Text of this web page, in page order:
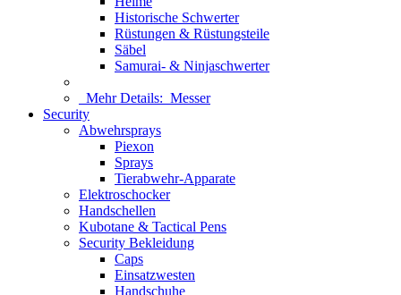
Historische Schwerter
Rüstungen & Rüstungsteile
Säbel
Samurai- & Ninjaschwerter
Mehr Details: Messer
Security
Abwehrsprays
Piexon
Sprays
Tierabwehr-Apparate
Elektroschocker
Handschellen
Kubotane & Tactical Pens
Security Bekleidung
Caps
Einsatzwesten
Handschuhe